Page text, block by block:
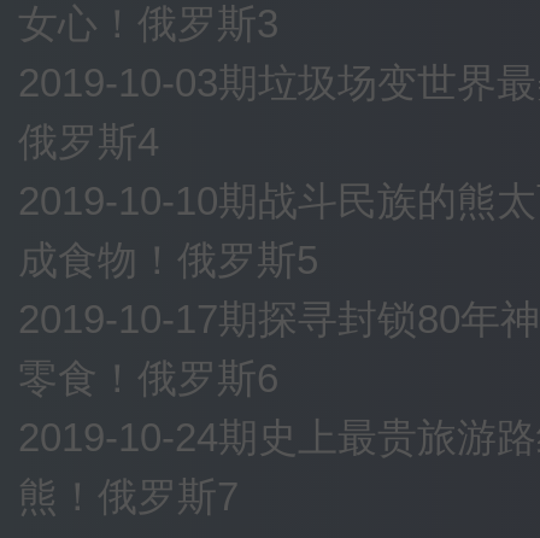
女心！俄罗斯3
2019-10-03期垃圾场变世界
俄罗斯4
2019-10-10期战斗民族的熊
成食物！俄罗斯5
2019-10-17期探寻封锁80年
零食！俄罗斯6
2019-10-24期史上最贵旅游
熊！俄罗斯7